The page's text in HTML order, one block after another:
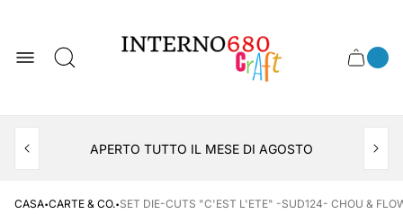
del
negozio
Cassetto
APERTO TUTTO IL MESE DI AGOSTO
CASA·CARTE & CO.·SET DIE-CUTS "C'EST L'ETE" -SUD124- CHOU &